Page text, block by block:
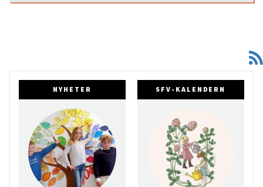
NYHETER SFV-KALENDERN